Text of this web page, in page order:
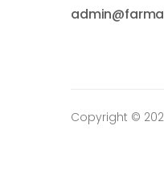
Copyright ©